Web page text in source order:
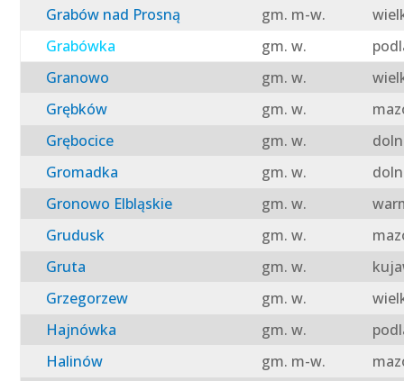
Grabów nad Prosną
gm. m-w.
Grabówka
gm. w.
Granowo
gm. w.
Grębków
gm. w.
Grębocice
gm. w.
Gromadka
gm. w.
Gronowo Elbląskie
gm. w.
Grudusk
gm. w.
Gruta
gm. w.
Grzegorzew
gm. w.
Hajnówka
gm. w.
Halinów
gm. m-w.